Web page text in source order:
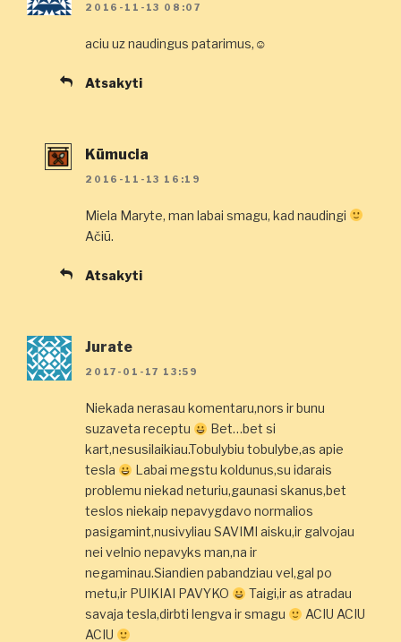
2016-11-13 08:07
aciu uz naudingus patarimus,☺
Atsakyti
Kūmucia
2016-11-13 16:19
Miela Maryte, man labai smagu, kad naudingi
Ačiū.
Atsakyti
Jurate
2017-01-17 13:59
Niekada nerasau komentaru,nors ir bunu
suzaveta receptu
Bet…bet si
kart,nesusilaikiau.Tobulybiu tobulybe,as apie
tesla
Labai megstu koldunus,su idarais
problemu niekad neturiu,gaunasi skanus,bet
teslos niekaip nepavygdavo normalios
pasigamint,nusivyliau SAVIMI aisku,ir galvojau
nei velnio nepavyks man,na ir
negaminau.Siandien pabandziau vel,gal po
metu,ir PUIKIAI PAVYKO
Taigi,ir as atradau
savaja tesla,dirbti lengva ir smagu
ACIU ACIU
ACIU